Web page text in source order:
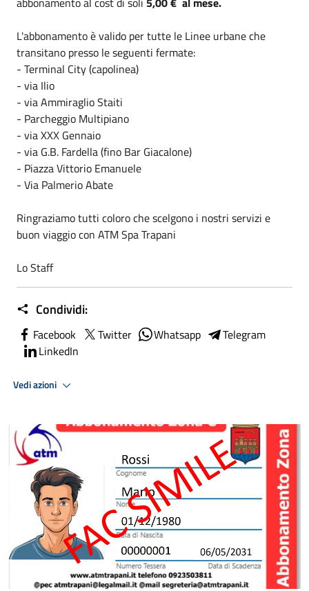
L'abbonamento è valido per tutte le Linee urbane che
transitano presso le seguenti fermate:
- Terminal City (capolinea)
- via Ilio
- via Ammiraglio Staiti
- Parcheggio Multipiano
- via XXX Gennaio
- via G.B. Fardella (fino Bar Giacalone)
- Piazza Vittorio Emanuele
- Via Palmerio Abate
Ringraziamo tutti coloro che scelgono i nostri servizi e
buon viaggio con ATM Spa Trapani
Lo Staff
Condividi:
Facebook Twitter Whatsapp
Telegram
LinkedIn
Vedi azioni